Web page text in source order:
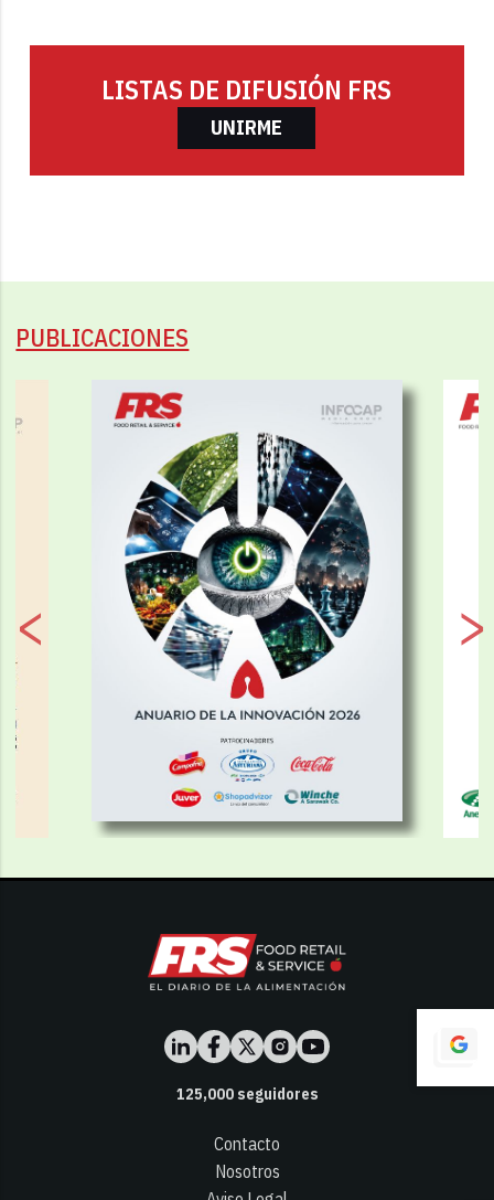
LISTAS DE DIFUSIÓN FRS
UNIRME
PUBLICACIONES
125,000seguidores
Contacto
Nosotros